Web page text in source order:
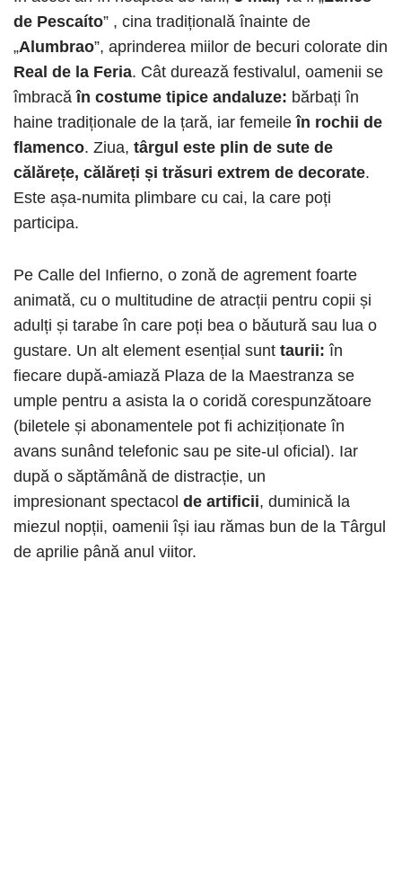
de Pescaíto” , cina tradițională înainte de
„Alumbrao”, aprinderea miilor de becuri colorate din
Real de la Feria. Cât durează festivalul, oamenii se
îmbracăîn costume tipice andaluze: bărbați în
haine tradiționale de la țară, iar femeileîn rochii de
flamenco. Ziua, târgul este plin de sute de
călărețe, călăreți și trăsuri extrem de decorate.
Este așa-numita plimbare cu cai, la care poți
participa.
Pe Calle del Infierno, o zonă de agrement foarte
animată, cu o multitudine de atracții pentru copii și
adulți și tarabe în care poți bea o băutură sau lua o
gustare. Un alt element esențial sunt taurii: în
fiecare după-amiază Plaza de la Maestranza se
umple pentru a asista la o coridă corespunzătoare
(biletele și abonamentele pot fi achiziționate în
avans sunând telefonic sau pe site-ul oficial). Iar
după o săptămână de distracție, un
impresionant spectacol de artificii, duminică la
miezul nopții, oamenii își iau rămas bun de la Târgul
de aprilie până anul viitor.